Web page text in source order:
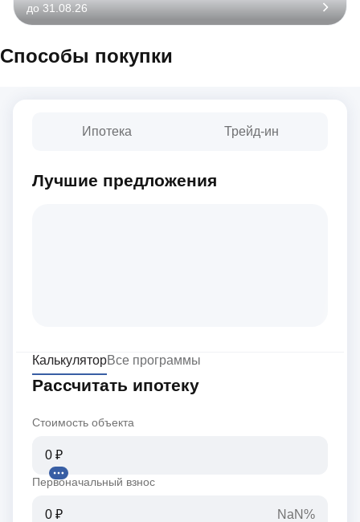
до 31.08.26
Способы покупки
Ипотека Трейд-ин
Лучшие предложения
КалькуляторВсе программы
Рассчитать ипотеку
Стоимость объекта
Первоначальный взнос
NaN%